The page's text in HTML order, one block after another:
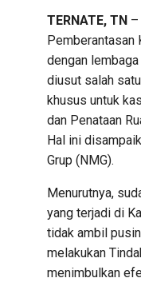
TERNATE, TN –
Pemberantasan
dengan
diusut salah
khusus untuk
dan Penataan
Hal ini
Grup (NMG).
Menurutnya,
yang terjadi di
tidak ambil
melakukan
menimbulkan